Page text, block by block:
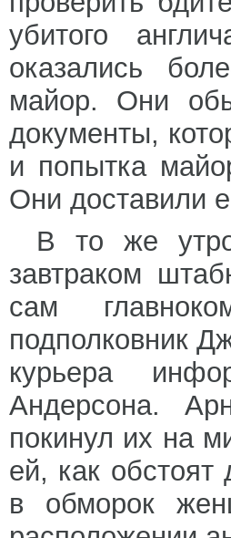
убитого
оказались
майор. Они
документы,
и попытка
Они доставили
В то же
завтраком
сам
подполковник
курьера
Андерсона.
покинул их на
ей, как
в обморок